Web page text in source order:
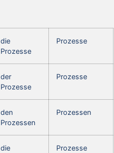
die
Prozesse
Prozesse
der
Prozesse
Prozesse
den
Prozessen
Prozessen
die
Prozesse